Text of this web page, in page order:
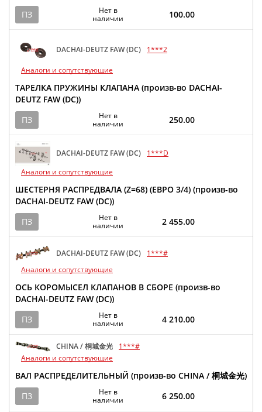
ПЗ
Нет в
наличии
100.00
DACHAI-DEUTZ FAW (DC) 1***2
Аналоги и сопутствующие
ТАРЕЛКА ПРУЖИНЫ КЛАПАНА (произв-во DACHAI-
DEUTZ FAW (DC))
ПЗ
Нет в
наличии
250.00
DACHAI-DEUTZ FAW (DC)
1***D
Аналоги и сопутствующие
ШЕСТЕРНЯ РАСПРЕДВАЛА (Z=68) (ЕВРО 3/4) (произв-во
DACHAI-DEUTZ FAW (DC))
ПЗ
Нет в
наличии
2 455.00
DACHAI-DEUTZ FAW (DC)
1***#
Аналоги и сопутствующие
ОСЬ КОРОМЫСЕЛ КЛАПАНОВ В СБОРЕ (произв-во
DACHAI-DEUTZ FAW (DC))
ПЗ
Нет в
наличии
4 210.00
CHINA / 桐城金光
1***#
Аналоги и сопутствующие
ВАЛ РАСПРЕДЕЛИТЕЛЬНЫЙ (произв-во CHINA / 桐城金光)
ПЗ
Нет в
наличии
6 250.00